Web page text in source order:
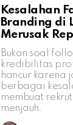
Kesalahan
Branding di
Merusak
Bukan soal
kredibilitas
hancur karena
berbagai
membuat
menjauh.